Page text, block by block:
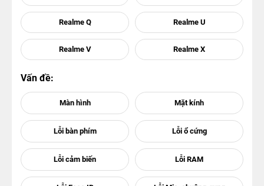
Realme Q Realme U
Realme V Realme X
Vấn đề: